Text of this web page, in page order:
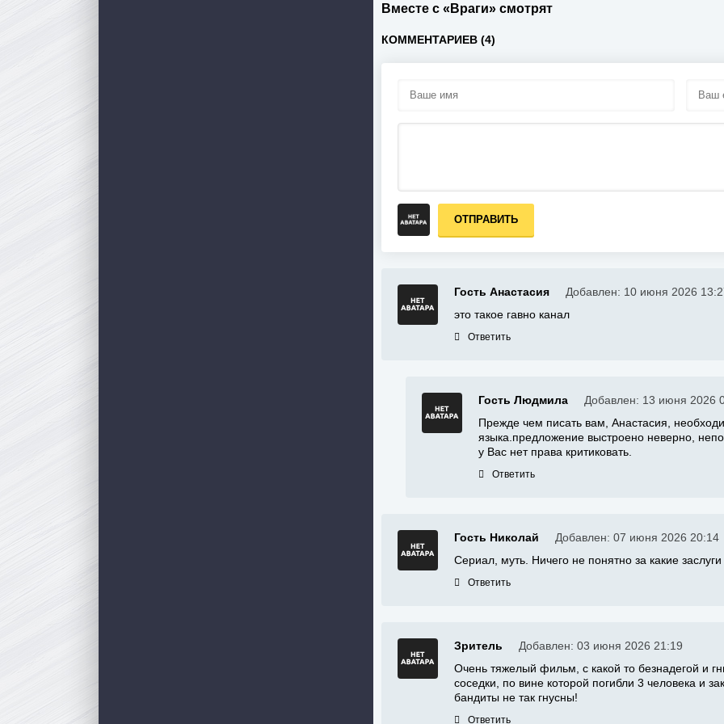
Вместе с «Враги» смотрят
КОММЕНТАРИЕВ (4)
ОТПРАВИТЬ
Гость Анастасия
Добавлен: 10 июня 2026
это такое гавно канал
Ответить
Гость Людмила
Добавлен: 13 июня 2026
Прежде чем писать вам, Анастасия,
языка.предложение выстроено неверно,
у Вас нет права критиковать.
Ответить
Гость Николай
Добавлен: 07 июня 2026 20:14
Сериал, муть. Ничего не понятно за какие
Ответить
Зритель
Добавлен: 03 июня 2026 21:19
Очень тяжелый фильм, с какой то безнадегой и
соседки, по вине которой погибли 3 человека и
бандиты не так гнусны!
Ответить